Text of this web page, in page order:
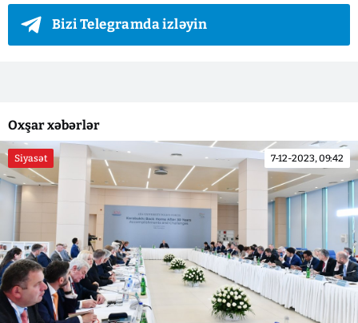
Bizi Telegramda izləyin
Oxşar xəbərlər
Siyasət 7-12-2023, 09:42